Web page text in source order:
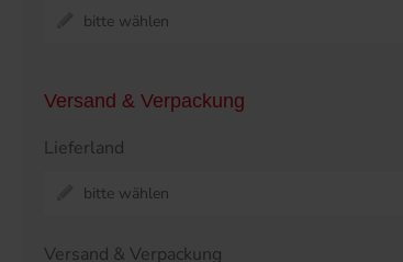
bitte wählen
Versand & Verpackung
Lieferland
bitte wählen
Versand & Verpackung